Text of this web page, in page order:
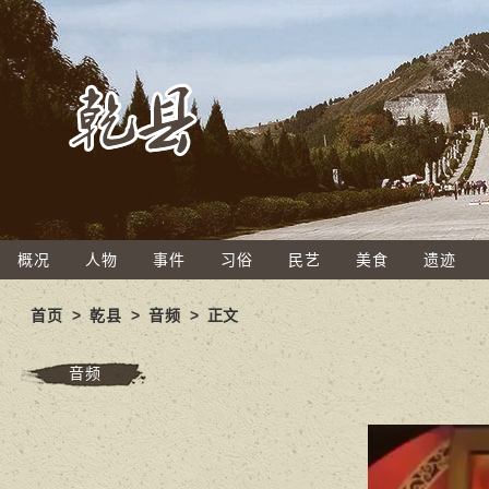
概况 人物 事件 习俗 民艺 美食 遗迹
首页 >乾县 > 音频 > 正文
音频